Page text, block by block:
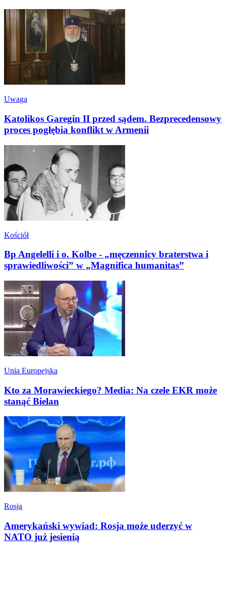
Uwaga
Katolikos Garegin II przed sądem. Bezprecedensowy
proces pogłębia konflikt w Armenii
Kościół
Bp Angelelli i o. Kolbe - „męczennicy braterstwa i
sprawiedliwości” w „Magnifica humanitas”
Unia Europejska
Kto za Morawieckiego? Media: Na czele EKR może
stanąć Bielan
Rosja
Amerykański wywiad: Rosja może uderzyć w
NATO już jesienią